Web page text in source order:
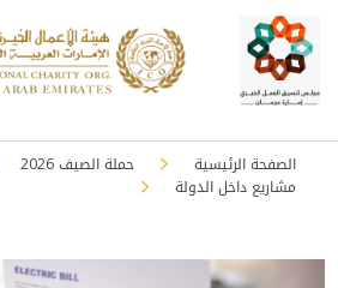
الصفحة الرئيسية
حملة الصيف 2026
مشاريع داخل الدولة